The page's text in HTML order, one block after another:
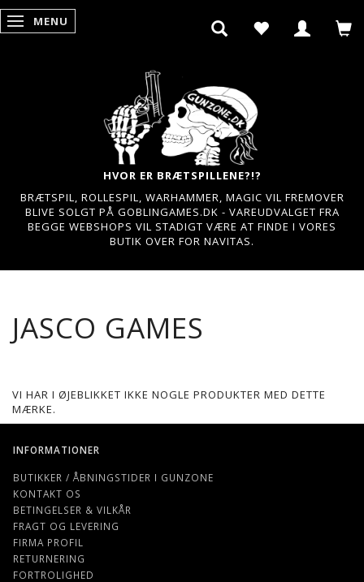
SKIFTE NAVIGATION
MENU
HVOR ER BRÆTSPILLENE?!?
BRÆTSPIL, ROLLESPIL, WARHAMMER, MAGIC VIL FREMOVER
BLIVE SOLGT PÅ GOBLINGAMES.DK - VAREUDVALGET FRA
BEGGE WEBSHOPS VIL STADIGT VÆRE AT FINDE I VORES
BUTIK OVER FOR NAVITAS.
JASCO GAMES
VI HAR I ØJEBLIKKET IKKE NOGLE PRODUKTER MED DETTE
MÆRKE.
INFORMATIONER
BUTIKKER / ÅBNINGSTIDER I GUNZONE
KONTAKT OS
BETINGELSER & VILKÅR
FRAGT OG LEVERING
FIRMA PROFIL
RETURNERING
FORTROLIGHED